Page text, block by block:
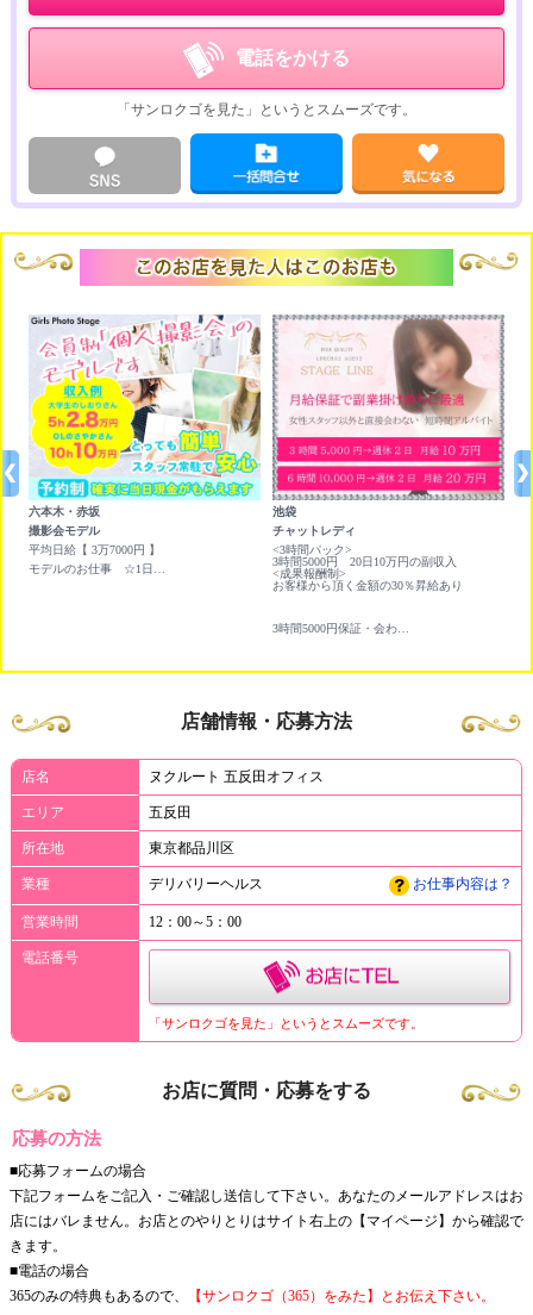
電話をかける
「サンロクゴを見た」というとスムーズです。
六本木・赤坂
撮影会モデル
平均日給【 3万7000円 】
池袋
チャットレディ
<3時間パック>
3時間5000円 20日10万円の副収入
<成果報酬制>
お客様から頂く金額の30％昇給あり
店舗情報・応募方法
店名 ヌクルート 五反田オフィス
エリア 五反田
所在地 東京都品川区
業種 デリバリーヘルス お仕事内容は？
営業時間 12：00～5：00
電話番号
「サンロクゴを見た」というとスムーズです。
お店に質問・応募をする
応募の方法
■応募フォームの場合
下記フォームをご記入・ご確認し送信して下さい。あなたのメールアドレスはお
店にはバレません。お店とのやりとりはサイト右上の【マイページ】から確認で
きます。
■電話の場合
365のみの特典もあるので、
【サンロクゴ（365）をみた】とお伝え下さい。